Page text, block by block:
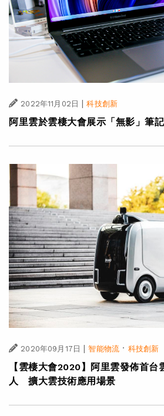
2022年11月02日 | 科技創新
阿里雲於雲棲大會展示「無影」筆
2020年09月17日 | 智能物流 · 科技創新
【雲棲大會2020】阿里雲發佈首台
人 擴大雲技術應用場景